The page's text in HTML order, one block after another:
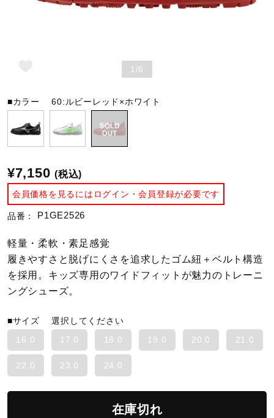
スイム
テニス／ソフトテニス
陸上競技
ソフトボール
柔道
ウィンタースポーツ
1/6
■カラー60:ルビーレッド×ホワイト
¥7,150 (税込)
会員価格を見るにはログイン・会員登録が必要です
品番： P1GE2526
軽量・柔軟・素足感覚
履きやすさと脱げにくさを追求したゴム紐＋ベルト構造
を採用。キッズ専用のワイドフィットが魅力のトレーニ
ングシューズ。
■サイズ選択してください
16.0
17.0 18.0 19.0 20.0 21.0
22.0 23.0 24.0
在庫切れ